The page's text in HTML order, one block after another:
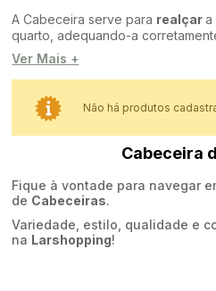
A Cabeceira serve para realçara
quarto, adequando-a
ela é fundamental para deixá-lo
cara!
Anexada à cama, não apenas é
item importante na hora de
harmônica
Antes de adquirir a sua, é
a de modo inteligente e
comodidade.
Com a cabeceira
no seu quarto ele ficará um
Ver Mais +
Não há produtos
Cabeceira
Fique à vontade para navegar
de Cabeceiras.
Variedade, estilo, qualidade e
na Larshopping!